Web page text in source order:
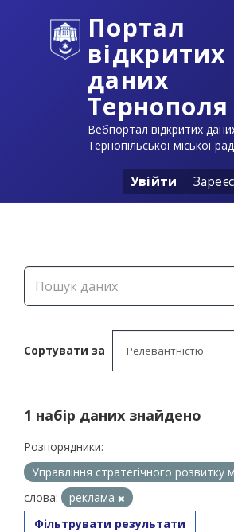
Портал
відкритих
даних
Тернополя
Вебпортал відкритих
Тернопільської міської
Увійти
Сортувати за
1 набір даних знайдено
Розпорядники:
Управління стратегічного розвитку
слова:
реклама
Фільтрувати результати